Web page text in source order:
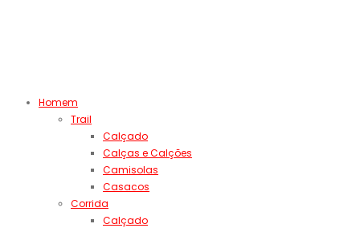
Homem
Trail
Calçado
Calças e Calções
Camisolas
Casacos
Corrida
Calçado